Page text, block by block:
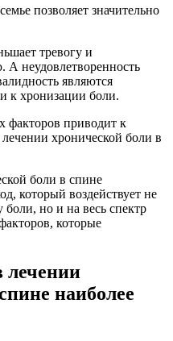
позволяет значительно
тревогу и
А неудовлетворенность
являются
к хронизации боли.
факторов приводит к
хронической боли в
боли в спине
который воздействует не
но и на весь спектр
которые
лечении
наиболее